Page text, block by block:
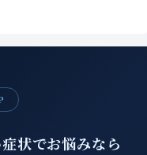
状でお悩みなら